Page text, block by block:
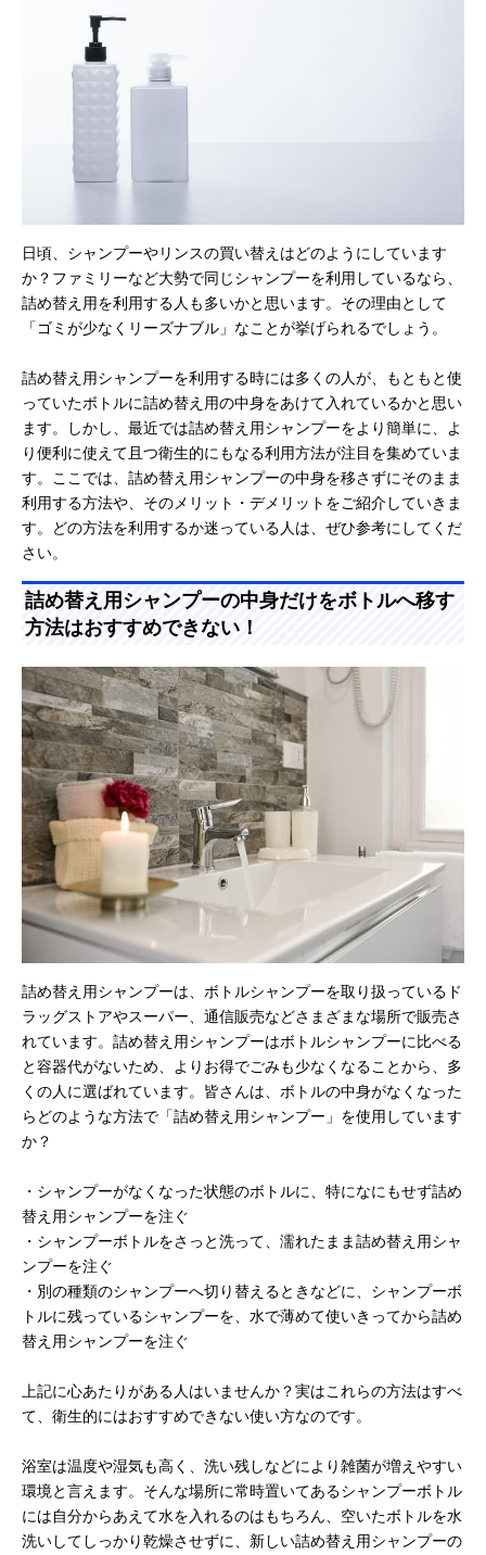
日頃、シャンプーやリンスの買い替えはどのようにしています
か？ファミリーなど大勢で同じシャンプーを利用しているなら、
詰め替え用を利用する人も多いかと思います。その理由として
「ゴミが少なくリーズナブル」なことが挙げられるでしょう。
詰め替え用シャンプーを利用する時には多くの人が、もともと使
っていたボトルに詰め替え用の中身をあけて入れているかと思い
ます。しかし、最近では詰め替え用シャンプーをより簡単に、よ
り便利に使えて且つ衛生的にもなる利用方法が注目を集めていま
す。ここでは、詰め替え用シャンプーの中身を移さずにそのまま
利用する方法や、そのメリット・デメリットをご紹介していきま
す。どの方法を利用するか迷っている人は、ぜひ参考にしてくだ
さい。
詰め替え用シャンプーの中身だけをボトルへ移す
方法はおすすめできない！
詰め替え用シャンプーは、ボトルシャンプーを取り扱っているド
ラッグストアやスーパー、通信販売などさまざまな場所で販売さ
れています。詰め替え用シャンプーはボトルシャンプーに比べる
と容器代がないため、よりお得でごみも少なくなることから、多
くの人に選ばれています。皆さんは、ボトルの中身がなくなった
らどのような方法で「詰め替え用シャンプー」を使用しています
か？
・シャンプーがなくなった状態のボトルに、特になにもせず詰め
替え用シャンプーを注ぐ
・シャンプーボトルをさっと洗って、濡れたまま詰め替え用シャ
ンプーを注ぐ
・別の種類のシャンプーへ切り替えるときなどに、シャンプーボ
トルに残っているシャンプーを、水で薄めて使いきってから詰め
替え用シャンプーを注ぐ
上記に心あたりがある人はいませんか？実はこれらの方法はすべ
て、衛生的にはおすすめできない使い方なのです。
浴室は温度や湿気も高く、洗い残しなどにより雑菌が増えやすい
環境と言えます。そんな場所に常時置いてあるシャンプーボトル
には自分からあえて水を入れるのはもちろん、空いたボトルを水
洗いしてしっかり乾燥させずに、新しい詰め替え用シャンプーの